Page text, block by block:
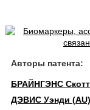
Авторы патента:
БРАЙНГЭНС Скотт
ДЭВИС Уэнди (AU)